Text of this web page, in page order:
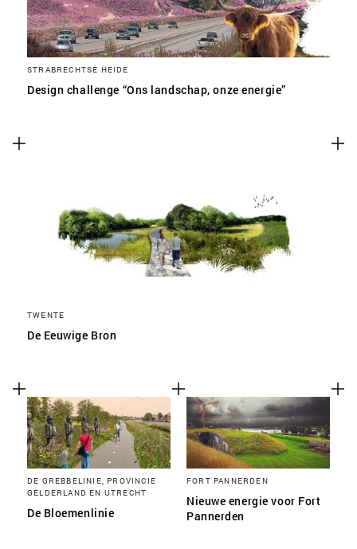
STRABRECHTSE HEIDE
Design challenge “Ons landschap, onze energie”
TWENTE
De Eeuwige Bron
DE GREBBELINIE, PROVINCIE
GELDERLAND EN UTRECHT
De Bloemenlinie
FORT PANNERDEN
Nieuwe energie voor Fort
Pannerden